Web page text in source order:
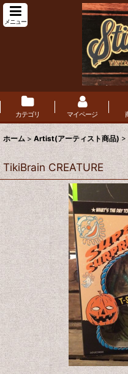
メニュー
カテゴリ マイページ
ホーム > Artist(アーティスト商品) >
TikiBrain CREATURE